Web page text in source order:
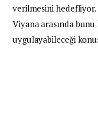
verilmesini
Viyana arasında
uygulayabileceği